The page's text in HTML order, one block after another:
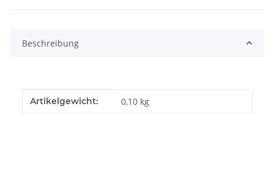
Beschreibung
Produkteigenschaft
Wert
Artikelgewicht: 0,10 kg